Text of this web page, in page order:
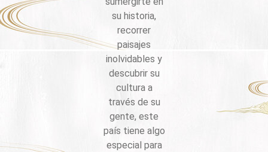
su historia,
recorrer
paisajes
inolvidables y
descubrir su
cultura a
través de su
gente, este
país tiene algo
especial para